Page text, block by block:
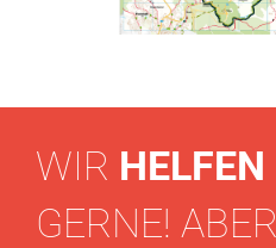
WIR HELFEN
GERNE! ABER